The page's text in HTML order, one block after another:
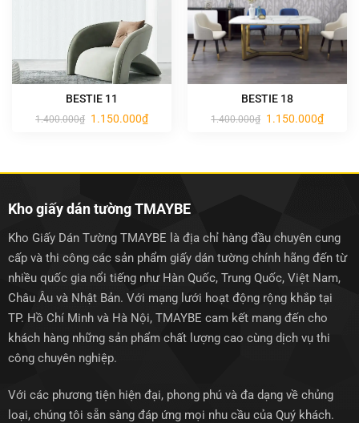
BESTIE 11
1.400.000₫ Giá
1.150.000₫Giá
hiện
BESTIE 18
1.400.000₫ Giá
1.150.000₫Giá
hiện
Kho giấy dán tường TMAYBE
Kho Giấy Dán Tường TMAYBE là địa chỉ hàng đầu chuyên cung
cấp và thi công các sản phẩm giấy dán tường chính hãng đến từ
nhiều quốc gia nổi tiếng như Hàn Quốc, Trung Quốc, Việt Nam,
Châu Âu và Nhật Bản. Với mạng lưới hoạt động rộng khắp tại
TP. Hồ Chí Minh và Hà Nội, TMAYBE cam kết mang đến cho
khách hàng những sản phẩm chất lượng cao cùng dịch vụ thi
công chuyên nghiệp.
Với các phương tiện hiện đại, phong phú và đa dạng về chủng
loại, chúng tôi sẵn sàng đáp ứng mọi nhu cầu của Quý khách.